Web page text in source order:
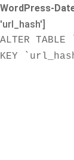
WordPress-
'url_hash']
ALTER
KEY